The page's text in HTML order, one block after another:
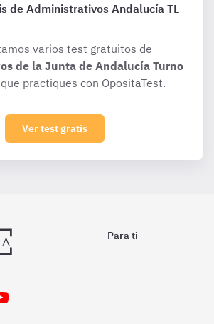
de Administrativos Andalucía TL
varios test gratuitos de
de la Junta de Andalucía Turno
practiques con OpositaTest.
Ver test gratis
Para ti